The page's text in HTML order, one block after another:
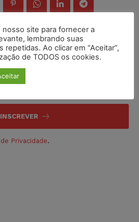
INSCREVER
Privacidade.
site para fornecer a
lembrando suas
repetidas. Ao clicar em “Aceitar”,
de TODOS os cookies.